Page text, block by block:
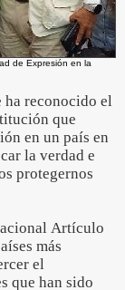
de Expresión en la
ha reconocido el
que
en un país en
la verdad e
protegernos
Artículo
más
el
que han sido